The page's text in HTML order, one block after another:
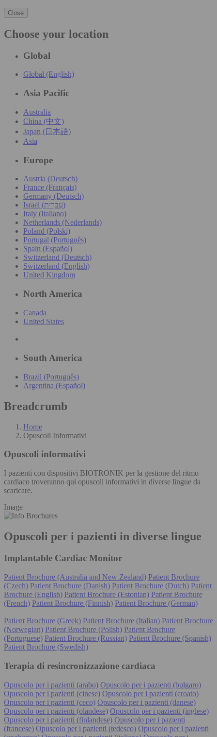
Close
Choose your location
Global
Global (English)
Asia Pacific
Australia
China (中文)
Japan (日本語)
Asia
Europe
Austria (Deutsch)
France (Français)
Germany (Deutsch)
Israel (עִברִית)
Italy (Italiano)
Netherlands (Nederlands)
Poland (Polski)
Portugal (Português)
Spain (Español)
Switzerland (Deutsch)
Switzerland (English)
United Kingdom
North America
Canada
United States
South America
Brazil (Português)
Argentina (Español)
Breadcrumb
Home
Opuscoli Informativi
Opuscoli informativi
I pazienti con dispositivi BIOTRONIK per la gestione del ritmo
cardiaco troveranno qui opuscoli informativi in diverse lingue da
scaricare.
Image
Opuscoli per i pazienti in diverse lingue
Implantable Cardiac Monitor
Patient Brochure (Australia and New Zealand) Patient Brochure
(Czech) Patient Brochure (Danish) Patient Brochure (Dutch) Patient
Brochure (English) Patient Brochure (Estonian) Patient Brochure
(French) Patient Brochure (Finnish) Patient Brochure (German)
Patient Brochure (Greek) Patient Brochure (Italian) Patient Brochure
(Norwegian) Patient Brochure (Polish) Patient Brochure
(Portuguese) Patient Brochure (Russian) Patient Brochure (Spanish)
Patient Brochure (Swedish)
Terapia di resincronizzazione cardiaca
Opuscolo per i pazienti (arabo) Opuscolo per i pazienti (bulgaro)
Opuscolo per i pazienti (cinese) Opuscolo per i pazienti (croato)
Opuscolo per i pazienti (ceco) Opuscolo per i pazienti (danese)
Opuscolo per i pazienti (olandese) Opuscolo per i pazienti (inglese)
Opuscolo per i pazienti (finlandese) Opuscolo per i pazienti
(francese) Opuscolo per i pazienti (tedesco) Opuscolo per i pazienti